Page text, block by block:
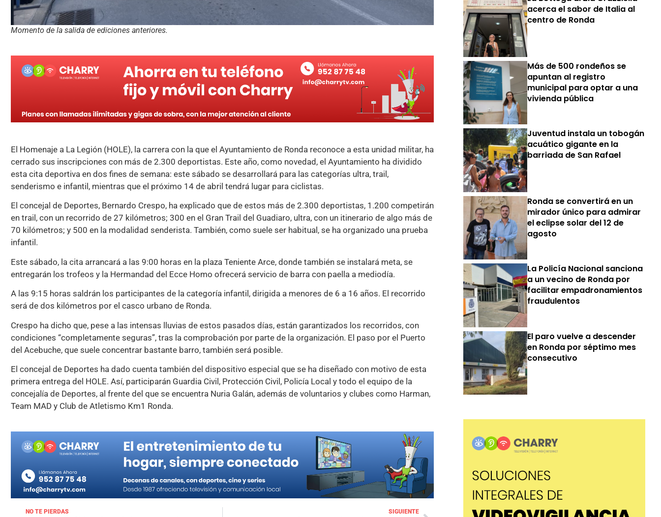
Momento de la salida de ediciones anteriores.
El Homenaje a La Legión (HOLE), la carrera con la que el Ayuntamiento de Ronda reconoce a esta unidad militar, ha
cerrado sus inscripciones con más de 2.300 deportistas. Este año, como novedad, el Ayuntamiento ha dividido
esta cita deportiva en dos fines de semana: este sábado se desarrollará para las categorías ultra, trail,
senderismo e infantil, mientras que el próximo 14 de abril tendrá lugar para ciclistas.
El concejal de Deportes, Bernardo Crespo, ha explicado que de estos más de 2.300 deportistas, 1.200 competirán
en trail, con un recorrido de 27 kilómetros; 300 en el Gran Trail del Guadiaro, ultra, con un itinerario de algo más de
70 kilómetros; y 500 en la modalidad senderista. También, como suele ser habitual, se ha organizado una prueba
infantil.
Este sábado, la cita arrancará a las 9:00 horas en la plaza Teniente Arce, donde también se instalará meta, se
entregarán los trofeos y la Hermandad del Ecce Homo ofrecerá servicio de barra con paella a mediodía.
A las 9:15 horas saldrán los participantes de la categoría infantil, dirigida a menores de 6 a 16 años. El recorrido
será de dos kilómetros por el casco urbano de Ronda.
Crespo ha dicho que, pese a las intensas lluvias de estos pasados días, están garantizados los recorridos, con
condiciones “completamente seguras”, tras la comprobación por parte de la organización. El paso por el Puerto
del Acebuche, que suele concentrar bastante barro, también será posible.
El concejal de Deportes ha dado cuenta también del dispositivo especial que se ha diseñado con motivo de esta
primera entrega del HOLE. Así, participarán Guardia Civil, Protección Civil, Policía Local y todo el equipo de la
concejalía de Deportes, al frente del que se encuentra Nuria Galán, además de voluntarios y clubes como Harman,
Team MAD y Club de Atletismo Km1 Ronda.
NO TE PIERDAS SIGUIENTE
acerca el sabor de Italia al
centro de Ronda
Más de 500 rondeños se
apuntan al registro
municipal para optar a una
vivienda pública
Juventud instala un tobogán
acuático gigante en la
barriada de San Rafael
Ronda se convertirá en un
mirador único para admirar
el eclipse solar del 12 de
agosto
La Policía Nacional sanciona
a un vecino de Ronda por
facilitar empadronamientos
fraudulentos
El paro vuelve a descender
en Ronda por séptimo mes
consecutivo